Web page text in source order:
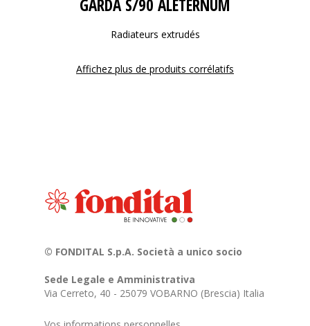
GARDA S/90 ALETERNUM
Radiateurs extrudés
Affichez plus de produits corrélatifs
© FONDITAL S.p.A. Società a unico socio
Sede Legale e Amministrativa
Via Cerreto, 40 - 25079 VOBARNO (Brescia) Italia